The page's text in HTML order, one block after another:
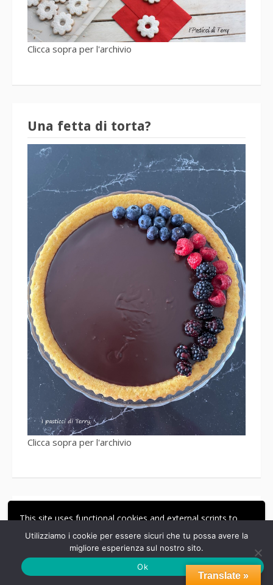
This site uses functional cookies and external scripts to
improve your experience.
LE MIE IMPOSTAZIONI
ACCETTA
Clicca sopra per l'archivio
Una fetta di torta?
Clicca sopra per l'archivio
Facciamo la pasta fresca?
Translate »
Utilizziamo i cookie per essere sicuri che tu possa avere la
migliore esperienza sul nostro sito.
Ok